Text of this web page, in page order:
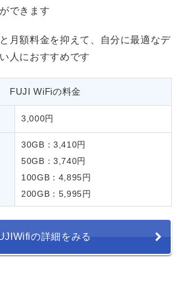
できます
月額料金を抑えて、自分に最適なデ
人におすすめです
FUJI WiFiの料金
3,000円
30GB：3,410円
50GB：3,740円
100GB：4,895円
200GB：5,995円
の詳細をみる